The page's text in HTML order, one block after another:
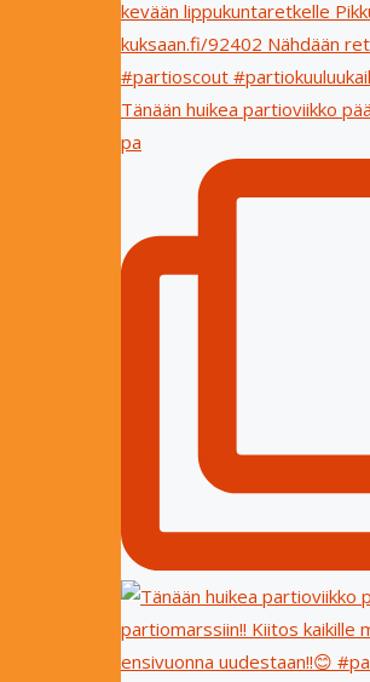
Tänään huikea partioviikko
pa